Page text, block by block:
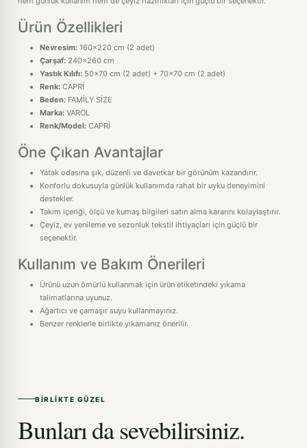
Ürün Özellikleri
Nevresim: 160x220 cm (2 adet)
Çarşaf: 240x260 cm
Yastık Kılıfı: 50x70 cm (2 adet) + 70x70 cm (2 adet)
Renk: CAPRİ
Beden: FAMİLY SİZE
Marka: VAROL
Renk/Model: CAPRİ
Öne Çıkan Avantajlar
Yatak odasına şık, düzenli ve davetkar bir görünüm kazandırır.
Konforlu dokusuyla günlük kullanımda rahat bir uyku deneyimini
destekler.
Takım içeriği, ölçü ve kumaş bilgileri satın alma kararını kolaylaştırır.
Çeyiz, ev yenileme ve sezonluk tekstil ihtiyaçları için güçlü bir
seçenektir.
Kullanım ve Bakım Önerileri
Ürünü uzun ömürlü kullanmak için ürün etiketindeki yıkama
talimatlarına uyunuz.
Ağartıcı ve çamaşır suyu kullanmayınız.
Benzer renklerle birlikte yıkamanız önerilir.
BIRLIKTE GÜZEL
Bunları da sevebilirsiniz.